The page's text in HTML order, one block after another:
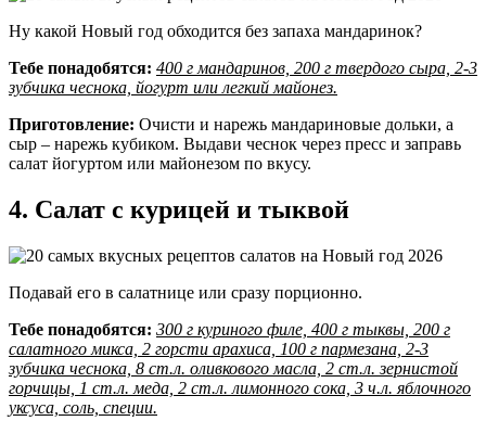
Ну какой Новый год обходится без запаха мандаринок?
Тебе понадобятся: 400 г мандаринов, 200 г твердого сыра, 2-3
зубчика чеснока, йогурт или легкий майонез.
Приготовление: Очисти и нарежь мандариновые дольки, а
сыр – нарежь кубиком. Выдави чеснок через пресс и заправь
салат йогуртом или майонезом по вкусу.
4. Салат с курицей и тыквой
Подавай его в салатнице или сразу порционно.
Тебе понадобятся: 300 г куриного филе, 400 г тыквы, 200 г
салатного микса, 2 горсти арахиса, 100 г пармезана, 2-3
зубчика чеснока, 8 ст.л. оливкового масла, 2 ст.л. зернистой
горчицы, 1 ст.л. меда, 2 ст.л. лимонного сока, 3 ч.л. яблочного
уксуса, соль, специи.